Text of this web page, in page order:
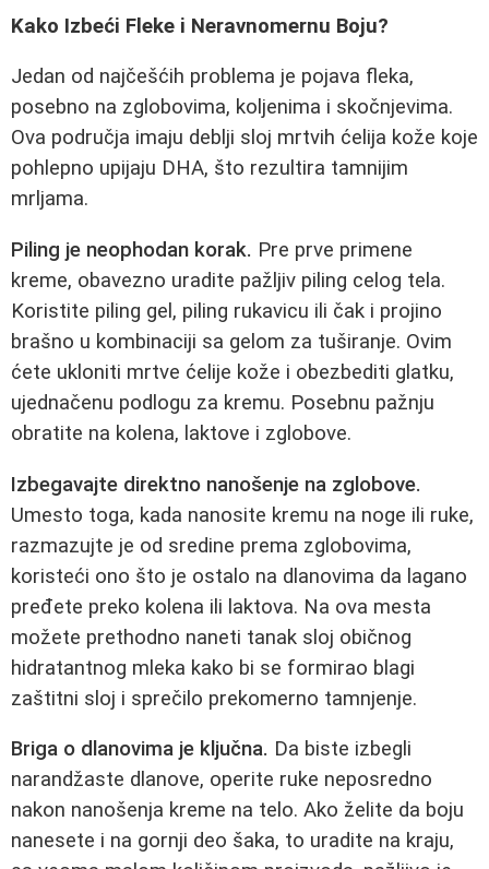
Kako Izbeći Fleke i Neravnomernu Boju?
Jedan od najčešćih problema je pojava fleka,
posebno na zglobovima, koljenima i skočnjevima.
Ova područja imaju deblji sloj mrtvih ćelija kože koje
pohlepno upijaju DHA, što rezultira tamnijim
mrljama.
Piling je neophodan korak. Pre prve primene
kreme, obavezno uradite pažljiv piling celog tela.
Koristite piling gel, piling rukavicu ili čak i projino
brašno u kombinaciji sa gelom za tuširanje. Ovim
ćete ukloniti mrtve ćelije kože i obezbediti glatku,
ujednačenu podlogu za kremu. Posebnu pažnju
obratite na kolena, laktove i zglobove.
Izbegavajte direktno nanošenje na zglobove.
Umesto toga, kada nanosite kremu na noge ili ruke,
razmazujte je od sredine prema zglobovima,
koristeći ono što je ostalo na dlanovima da lagano
pređete preko kolena ili laktova. Na ova mesta
možete prethodno naneti tanak sloj običnog
hidratantnog mleka kako bi se formirao blagi
zaštitni sloj i sprečilo prekomerno tamnjenje.
Briga o dlanovima je ključna. Da biste izbegli
narandžaste dlanove, operite ruke neposredno
nakon nanošenja kreme na telo. Ako želite da boju
nanesete i na gornji deo šaka, to uradite na kraju,